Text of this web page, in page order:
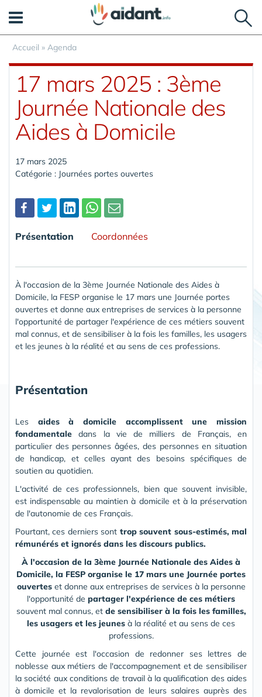
Accueil » Agenda
17 mars 2025 : 3ème
Journée Nationale des
Aides à Domicile
17 mars 2025
Catégorie : Journées portes ouvertes
Présentation Coordonnées
À l'occasion de la 3ème Journée Nationale des Aides à
Domicile, la FESP organise le 17 mars une Journée portes
ouvertes et donne aux entreprises de services à la personne
l'opportunité de partager l'expérience de ces métiers souvent
mal connus, et de sensibiliser à la fois les familles, les usagers
et les jeunes à la réalité et au sens de ces professions.
Présentation
Les aides à domicile accomplissent une mission
fondamentale dans la vie de milliers de Français, en
particulier des personnes âgées, des personnes en situation
de handicap, et celles ayant des besoins spécifiques de
soutien au quotidien.
L'activité de ces professionnels, bien que souvent invisible,
est indispensable au maintien à domicile et à la préservation
de l'autonomie de ces Français.
Pourtant, ces derniers sont trop souvent sous-estimés, mal
rémunérés et ignorés dans les discours publics.
À l'occasion de la 3ème Journée Nationale des Aides à
Domicile, la FESP organise le 17 mars une Journée portes
ouverteset donne aux entreprises de services à la personne
l'opportunité de partager l'expérience de ces métiers
souvent mal connus, et de sensibiliser à la fois les familles,
les usagers et les jeunes à la réalité et au sens de ces
professions.
Cette journée est l'occasion de redonner ses lettres de
noblesse aux métiers de l'accompagnement et de sensibiliser
la société aux conditions de travail à la qualification des aides
à domicile et la revalorisation de leurs salaires auprès des
Panneau de gestion des cookies